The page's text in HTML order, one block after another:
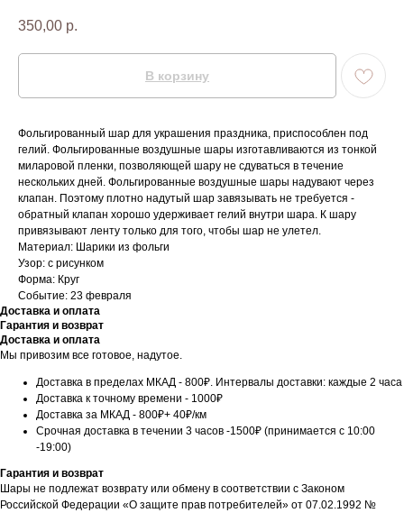
350,00 р.
В корзину
Фольгированный шар для украшения праздника, приспособлен под
гелий. Фольгированные воздушные шары изготавливаются из тонкой
миларовой пленки, позволяющей шару не сдуваться в течение
нескольких дней. Фольгированные воздушные шары надувают через
клапан. Поэтому плотно надутый шар завязывать не требуется -
обратный клапан хорошо удерживает гелий внутри шара. К шару
привязывают ленту только для того, чтобы шар не улетел.
Материал: Шарики из фольги
Узор: с рисунком
Форма: Круг
Событие: 23 февраля
Доставка и оплата
Гарантия и возврат
Доставка и оплата
Мы привозим все готовое, надутое.
Доставка в пределах МКАД - 800₽. Интервалы доставки: каждые 2 часа
Доставка к точному времени - 1000₽
Доставка за МКАД - 800₽+ 40₽/км
Срочная доставка в течении 3 часов -1500₽ (принимается с 10:00
-19:00)
Гарантия и возврат
Шары не подлежат возврату или обмену в соответствии с Законом
Российской Федерации «О защите прав потребителей» от 07.02.1992 №